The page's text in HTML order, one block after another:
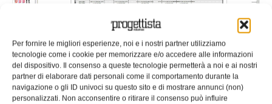
Per fornire le migliori esperienze, noi e i nostri partner utilizziamo
tecnologie come i cookie per memorizzare e/o accedere alle informazioni
del dispositivo. Il consenso a queste tecnologie permetterà a noi e ai nostri
partner di elaborare dati personali come il comportamento durante la
navigazione o gli ID univoci su questo sito e di mostrare annunci (non)
personalizzati. Non acconsentire o ritirare il consenso può influire
Soluzioni software e servizi dedicati
all’ingegneria industriale
Lanciare un nuovo prodotto, accappararsi la propia quota
di mercato, lottare e sopravvivere innovandosi
constantemente implica senza dubbio uno sforzo